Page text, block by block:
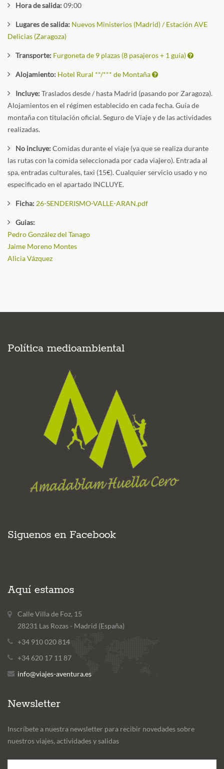
Hora de salida:09:00
Lugares de salida: Nuevos Ministerios (Madrid) / Estación AVE
Delicias (Zaragoza)
Transporte: Furgoneta de 9 plazas (8 pasajeros + 1 guía)
Alojamiento: Hotel Rural **/*** de Montaña
Incluye:Traslados desde / hasta Madrid (pasando por Zaragoza).
Alojamientos en el régimen establecido en cada fecha. Guía de
montaña con titulación oficial. Seguro de Viaje y de las actividades
realizadas.
No incluye:Comidas durante el viaje (ya que se realiza durante
las rutas con la comida seleccionada por cada viajero). Entrada al
spa, entradas culturales, taxi (15€). Cualquier servicio usado y no
especificado en el apartado INCLUYE.
Ficha: 26-SENDERISMO-VALLE-ARAN.pdf
Guias:
Pedro González del Tanago
Jaime Moreno Montes
Alicia Vázquez
Política medioambiental
Siguenos en Facebook
Aquí estamos
Calle Villa de Foz, 15
28231 Las Rozas - Madrid (España)
+34 910 020 814
+34 620 17 11 87
info@viajes-aventura.es
Newsletter
Inscríbete a nuestra newsletter para recibir novedades sobre
nuestros viajes, actividades y salidas